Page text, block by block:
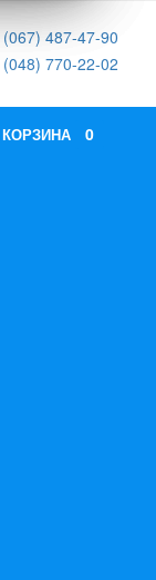
(067) 487-47-90
(048) 770-22-02
КОРЗИНА 0